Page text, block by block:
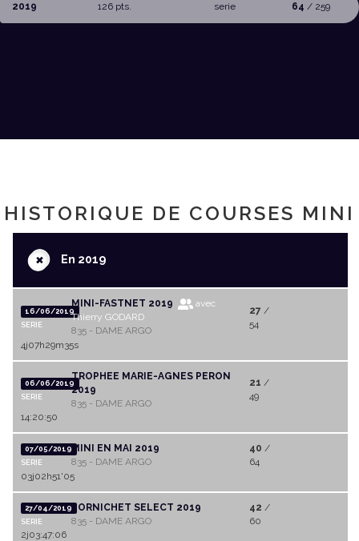
2019 126 pts. serie 64 / 259
HISTORIQUE DE COURSES MINI
+En 2019
16/06/2019
SERIE
MINI-FASTNET 2019
avec
Thierry GODARD
835 - DAME ARGO
27 /
54
4j07h29m35s
06/06/2019
SERIE
TROPHEE MARIE-AGNES PERON
2019
835 - DAME ARGO
21 /
49
14:20:50
07/05/2019
SERIE
MINI EN MAI 2019
835 - DAME ARGO
40 /
64
03j02h51'05
27/04/2019
SERIE
PORNICHET SELECT 2019
835 - DAME ARGO
42 /
60
2j03:47:06